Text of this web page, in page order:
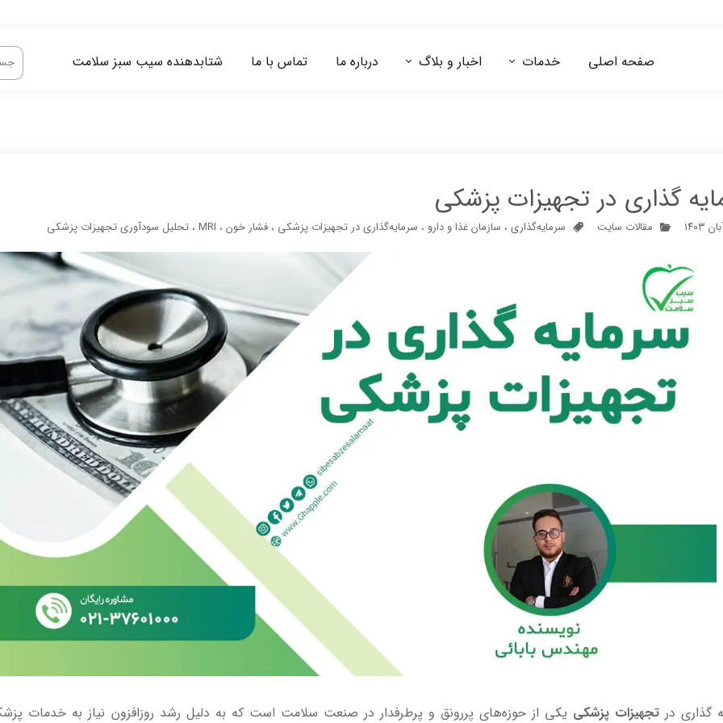
صفحه اصلی خدمات اخبار و بلاگ درباره ما تماس با ما شتابدهنده سیب سبز سلامت
گذاری در تجهیزات پزشکی
مقالات سایت سرمایه‌گذاری، سازمان غذا و دارو ، سرمایه‌گذاری در تجهیزات پزشکی ، فشار خون، MRI، تحلیل سودآوری تجهیزات پزشکی
گذاری در تجهیزات پزشکی یکی از حوزه‌های پررونق و پرطرفدار در صنعت سلامت است که به دلیل رشد روزافزون نیاز به خدمات